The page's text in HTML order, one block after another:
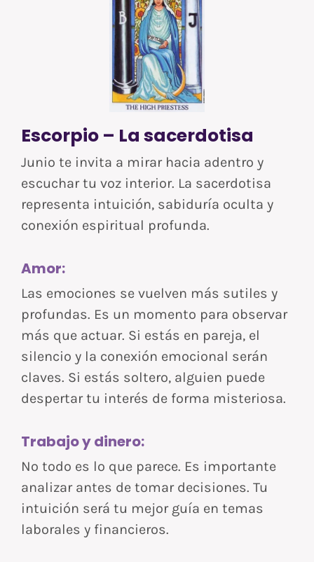
Escorpio – La sacerdotisa
Junio te invita a mirar hacia adentro y
escuchar tu voz interior. La sacerdotisa
representa intuición, sabiduría oculta y
conexión espiritual profunda.
Amor:
Las emociones se vuelven más sutiles y
profundas. Es un momento para observar
más que actuar. Si estás en pareja, el
silencio y la conexión emocional serán
claves. Si estás soltero, alguien puede
despertar tu interés de forma misteriosa.
Trabajo y dinero:
No todo es lo que parece. Es importante
analizar antes de tomar decisiones. Tu
intuición será tu mejor guía en temas
laborales y financieros.